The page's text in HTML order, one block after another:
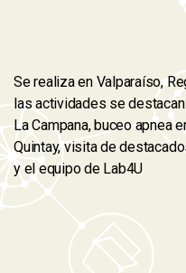
Se realiza en Valparaíso,
las actividades se
La Campana, buceo apnea
Quintay, visita de
y el equipo de Lab4U